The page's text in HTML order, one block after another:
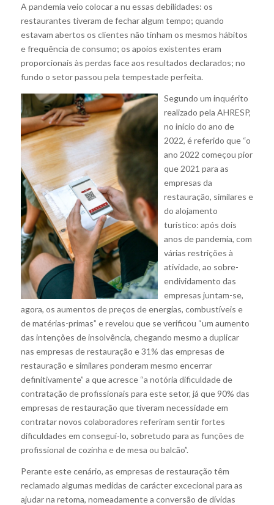
A pandemia veio colocar a nu essas debilidades: os
restaurantes tiveram de fechar algum tempo; quando
estavam abertos os clientes não tinham os mesmos hábitos
e frequência de consumo; os apoios existentes eram
proporcionais às perdas face aos resultados declarados; no
fundo o setor passou pela tempestade perfeita.
Segundo um inquérito
realizado pela AHRESP,
no início do ano de
2022, é referido que “o
ano 2022 começou pior
que 2021 para as
empresas da
restauração, similares e
do alojamento
turístico: após dois
anos de pandemia, com
várias restrições à
atividade, ao sobre-
endividamento das
empresas juntam-se,
agora, os aumentos de preços de energias, combustíveis e
de matérias-primas” e revelou que se verificou “um aumento
das intenções de insolvência, chegando mesmo a duplicar
nas empresas de restauração e 31% das empresas de
restauração e similares ponderam mesmo encerrar
definitivamente” a que acresce “a notória dificuldade de
contratação de profissionais para este setor, já que 90% das
empresas de restauração que tiveram necessidade em
contratar novos colaboradores referiram sentir fortes
dificuldades em consegui-lo, sobretudo para as funções de
profissional de cozinha e de mesa ou balcão”.
Perante este cenário, as empresas de restauração têm
reclamado algumas medidas de carácter excecional para as
ajudar na retoma, nomeadamente a conversão de dívidas